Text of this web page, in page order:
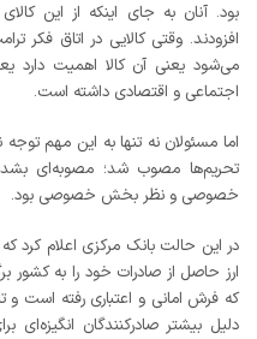
بود. آنان به جای اینکه از این
افزودند. وقتی کالایی در اتاق فکر
می‌شود یعنی آن کالا اهمیت دارد
اجتماعی و اقتصادی داشته است.
اما مسئولان نه تنها به این مهم
تحریم‌ها مصوب شد؛ مصوبه‌ای
خصوصی و نظر بخش خصوصی بود.
در این حالت بانک مرکزی اعلام کرد
ارز حاصل از صادرات خود را به کشور
که فرش امانی و اعتباری رفته است و
دلیل بیشتر صادرکنندگان